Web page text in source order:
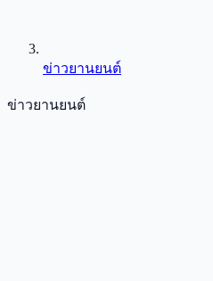
ข่าวยานยนต์
ข่าวยานยนต์